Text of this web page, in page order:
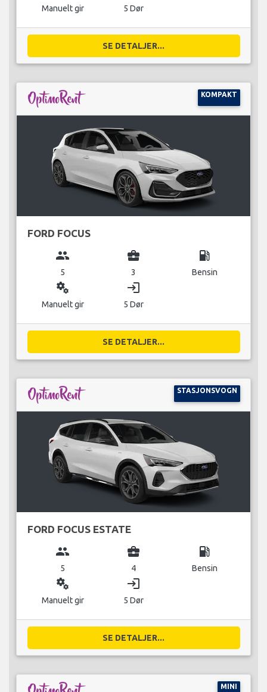
Manuelt gir 5 Dør
SE DETALJER...
KOMPAKT
FORD FOCUS
group
5
business_center
3
local_gas_station
Bensin
miscellaneous_services
Manuelt gir
login
5 Dør
SE DETALJER...
STASJONSVOGN
FORD FOCUS ESTATE
group
5
business_center
4
local_gas_station
Bensin
miscellaneous_services
Manuelt gir
login
5 Dør
SE DETALJER...
MINI